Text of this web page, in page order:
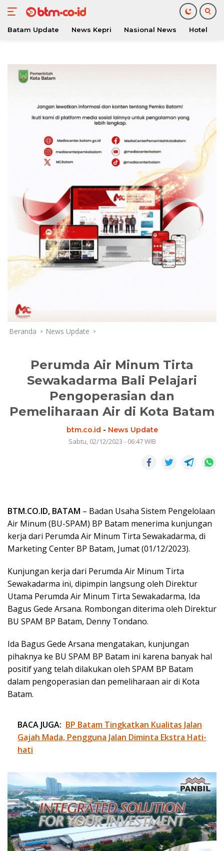
konten
Batam Update News Kepri Nasional News Hotel
Beranda News Update
Perumda Air Minum Tirta
Sewakadarma Bali Pelajari
Pengoperasian dan
Pemeliharaan Air di Kota Batam
btm.co.id - News Update
Sabtu, 02/12/2023 - 06:47 WIB
BTM.CO.ID, BATAM – Badan Usaha Sistem Pengelolaan
Air Minum (BU-SPAM) BP Batam menerima kunjungan
kerja dari Perumda Air Minum Tirta Sewakadarma, di
Marketing Center BP Batam, Jumat (01/12/2023).
Kunjungan kerja dari Perumda Air Minum Tirta
Sewakadarma ini, dipimpin langsung oleh Direktur
Utama Perumda Air Minum Tirta Sewakadarma, Ida
Bagus Gede Arsana. Rombongan diterima oleh Direktur
BU SPAM BP Batam, Denny Tondano.
Ida Bagus Gede Arsana mengatakan, kunjungan
pihaknya ke BU SPAM BP Batam ini karena banyak hal
positif yang telah dilakukan oleh SPAM BP Batam
dalam pengoperasian dan pemeliharaan air di Kota
Batam.
BACA JUGA: BP Batam Tingkatkan Kualitas Jalan
Gajah Mada, Pengguna Jalan Diminta Ekstra Hati-
hati